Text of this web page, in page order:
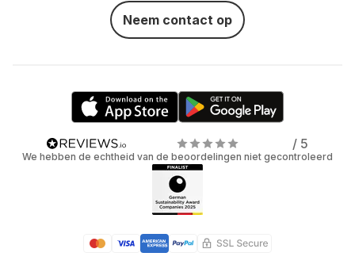
Neem contact op
/ 5
We hebben de echtheid van de beoordelingen niet gecontroleerd